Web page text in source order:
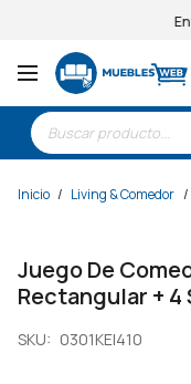
Búsqueda
de
productos
Inicio / Living & Comedor /
Juego De
Rectangular + 4
SKU: 0301KEI410